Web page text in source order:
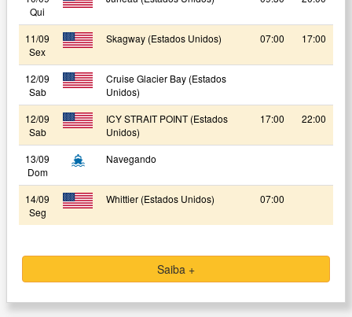
Qui
11/09
Sex
Skagway (Estados Unidos) 07:00 17:00
12/09
Sab
Cruise Glacier Bay (Estados
Unidos)
12/09
Sab
ICY STRAIT POINT (Estados
Unidos)
17:00 22:00
13/09
Dom
Navegando
14/09
Seg
Whittier (Estados Unidos) 07:00
Saiba +